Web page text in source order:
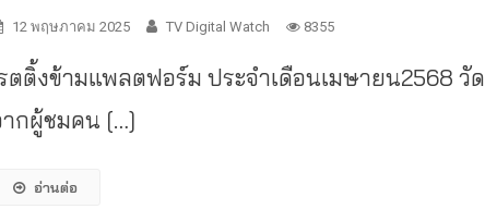
12 พฤษภาคม 2025 TV Digital Watch 8355
ตติ้งข้ามแพลตฟอร์ม ประจำเดือนเมษายน2568 วัด
กผู้ชมคน […]
อ่านต่อ